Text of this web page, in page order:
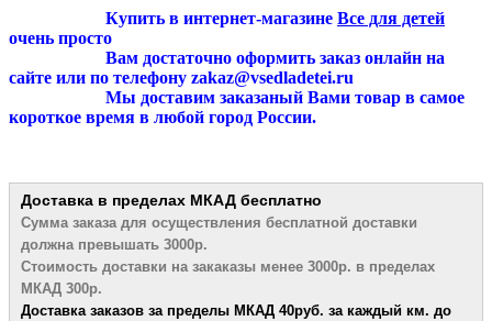
Купить в интернет-магазине Все для детей
очень просто
Вам достаточно оформить заказ онлайн на
сайте или по телефону zakaz@vsedladetei.ru
Мы доставим заказаный Вами товар в самое
короткое время в любой город России.
Доставка в пределах МКАД бесплатно
Сумма заказа для осуществления бесплатной доставки
должна превышать 3000р.
Стоимость доставки на закаказы менее 3000р. в пределах
МКАД 300р.
Доставка заказов за пределы МКАД 40руб. за каждый км. до